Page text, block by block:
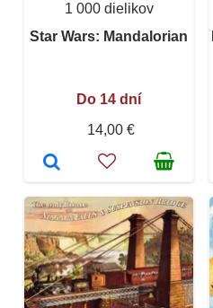
1 000 dielikov
Star Wars: Mandalorian
Do 14 dní
14,00 €